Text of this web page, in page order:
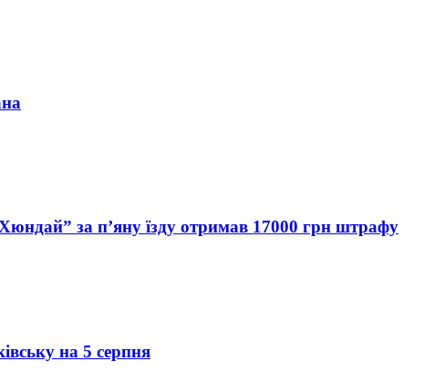
за п’яну їзду отримав 17000 грн штрафу
на 5 серпня